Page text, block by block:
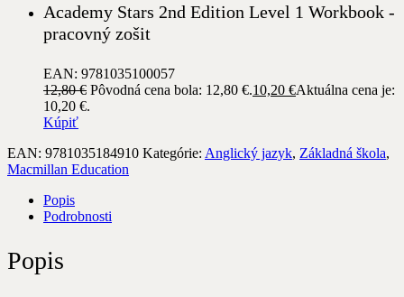
Academy Stars 2nd Edition Level 1 Workbook -
pracovný zošit
EAN: 9781035100057
12,80€ Pôvodná cena bola: 12,80 €.10,20 €Aktuálna cena je:
10,20 €.
Kúpiť
EAN: 9781035184910 Kategórie: Anglický jazyk, Základná škola,
Macmillan Education
Popis
Podrobnosti
Popis